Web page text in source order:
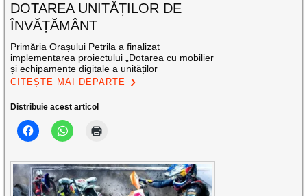
DOTAREA UNITĂȚILOR DE
ÎNVĂȚĂMÂNT
Primăria Orașului Petrila a finalizat
implementarea proiectului „Dotarea cu mobilier
și echipamente digitale a unităților
CITEȘTE MAI DEPARTE
Distribuie acest articol